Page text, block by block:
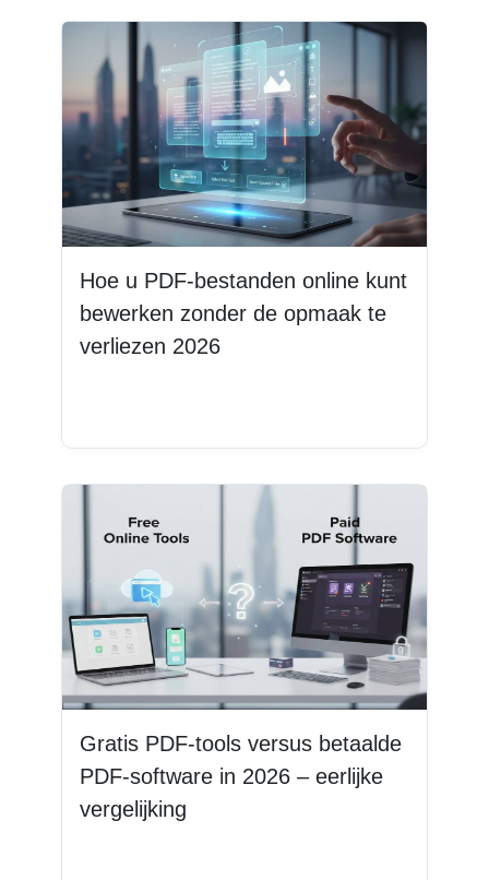
Hoe u PDF-bestanden online kunt
bewerken zonder de opmaak te
verliezen 2026
Gratis PDF-tools versus betaalde
PDF-software in 2026 – eerlijke
vergelijking